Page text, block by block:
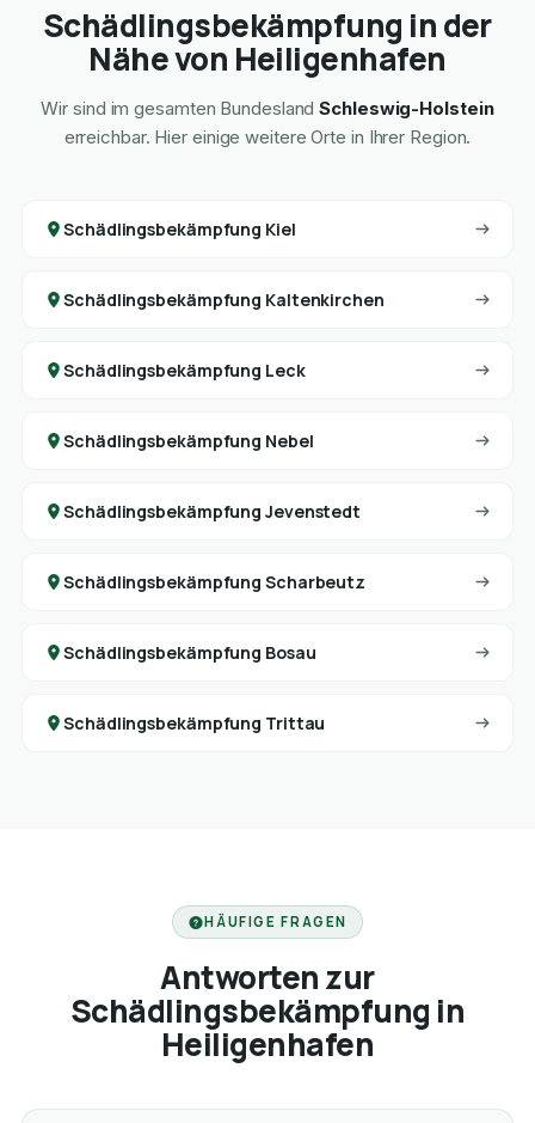
Schädlingsbekämpfung in der
Nähe von Heiligenhafen
Wir sind im gesamten BundeslandSchleswig-Holstein
erreichbar. Hier einige weitere Orte in Ihrer Region.
Schädlingsbekämpfung Kiel
Schädlingsbekämpfung Kaltenkirchen
Schädlingsbekämpfung Leck
Schädlingsbekämpfung Nebel
Schädlingsbekämpfung Jevenstedt
Schädlingsbekämpfung Scharbeutz
Schädlingsbekämpfung Bosau
Schädlingsbekämpfung Trittau
HÄUFIGE FRAGEN
Antworten zur
Schädlingsbekämpfung in
Heiligenhafen